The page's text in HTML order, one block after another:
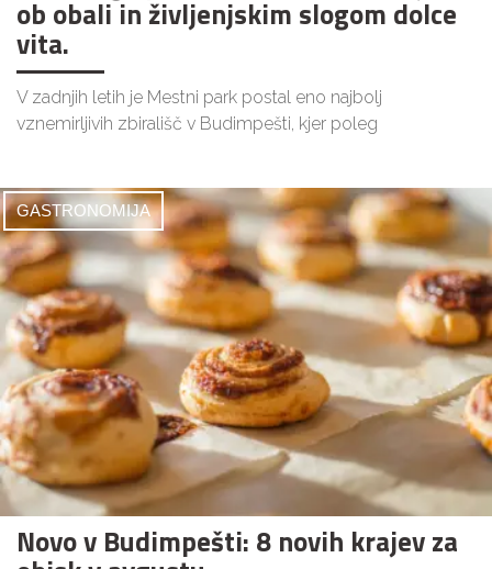
ob obali in življenjskim slogom dolce
vita.
V zadnjih letih je Mestni park postal eno najbolj
vznemirljivih zbirališč v Budimpešti, kjer poleg
GASTRONOMIJA
Novo v Budimpešti: 8 novih krajev za